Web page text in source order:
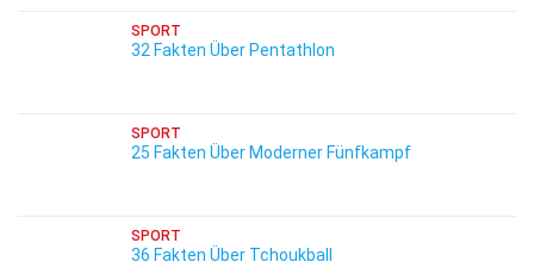
SPORT
32 Fakten Über Pentathlon
SPORT
25 Fakten Über Moderner Fünfkampf
SPORT
36 Fakten Über Tchoukball